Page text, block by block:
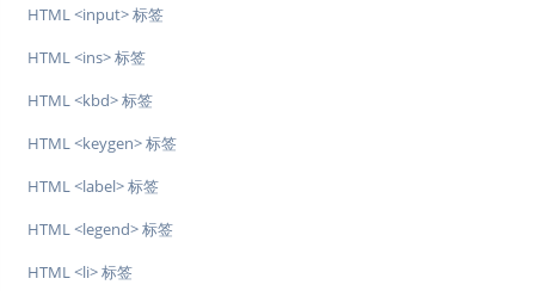
HTML <input> 标签
HTML <ins> 标签
HTML <kbd> 标签
HTML <keygen> 标签
HTML <label> 标签
HTML <legend> 标签
HTML <li> 标签